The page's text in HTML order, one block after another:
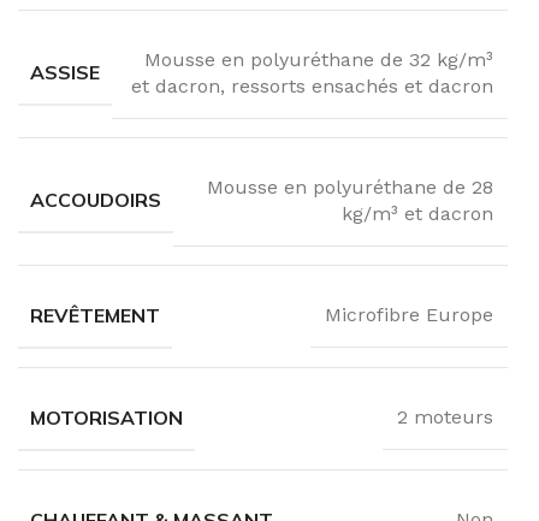
ASSISE
Mousse en polyuréthane de 32 kg/m³
et dacron, ressorts ensachés et dacron
ACCOUDOIRS
Mousse en polyuréthane de 28
kg/m³ et dacron
REVÊTEMENT Microfibre Europe
MOTORISATION 2 moteurs